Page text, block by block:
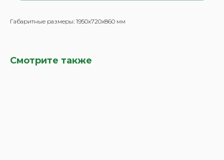
Габаритные размеры: 1950x720x860 мм
Смотрите также